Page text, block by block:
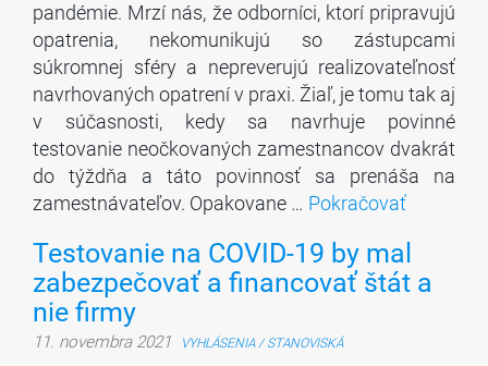
pandémie. Mrzí nás, že odborníci, ktorí pripravujú
opatrenia, nekomunikujú so zástupcami
súkromnej sféry a nepreverujú realizovateľnosť
navrhovaných opatrení v praxi. Žiaľ, je tomu tak aj
v súčasnosti, kedy sa navrhuje povinné
testovanie neočkovaných zamestnancov dvakrát
do týždňa a táto povinnosť sa prenáša na
zamestnávateľov. Opakovane … Pokračovať
Testovanie na COVID-19 by mal
zabezpečovať a financovať štát a
nie firmy
11. novembra 2021 VYHLÁSENIA / STANOVISKÁ